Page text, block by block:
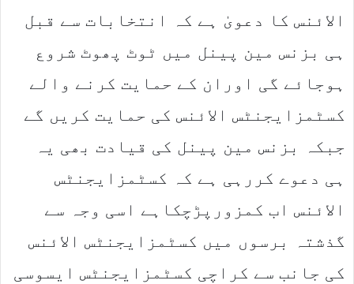
الائنس کا دعویٰ ہے کہ انتخابات سے قبل
ہی بزنس مین پینل میں ٹوٹ پھوٹ شروع
ہوجائے گی اوران کے حمایت کرنے والے
کسٹمزایجنٹس الائنس کی حمایت کریں گے
جبکہ بزنس مین پینل کی قیادت بھی یہ
ہی دعوے کررہی ہے کہ کسٹمزایجنٹس
الائنس اب کمزورپڑچکاہے اسی وجہ سے
گذشتہ برسوں میں کسٹمزایجنٹس الائنس
کی جانب سے کراچی کسٹمزایجنٹس ایسوسی